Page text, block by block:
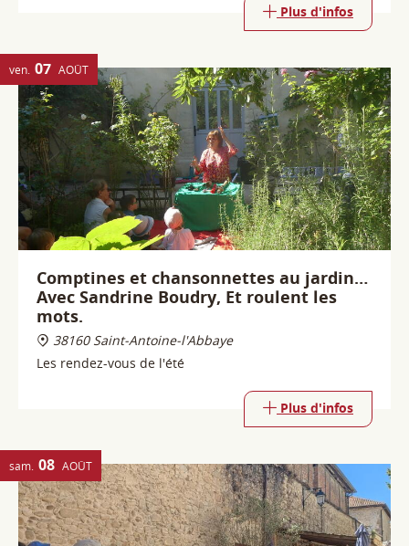
Comptines et chansonnettes au jardin…
Avec Sandrine Boudry, Et roulent les
mots.
38160 Saint-Antoine-l'Abbaye
Les rendez-vous de l'été
Plus d'infos
08 AOÛT